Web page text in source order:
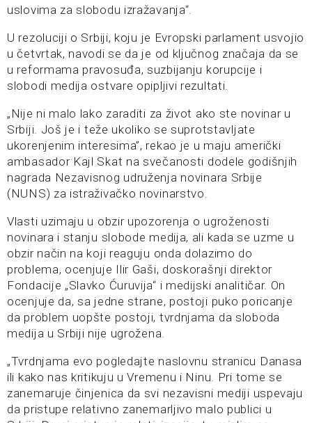
uslovima za slobodu izražavanja“.
U rezoluciji o Srbiji, koju je Evropski parlament usvojio
u četvrtak, navodi se da je od ključnog značaja da se
u reformama pravosuđa, suzbijanju korupcije i
slobodi medija ostvare opipljivi rezultati.
„Nije ni malo lako zaraditi za život ako ste novinar u
Srbiji. Još je i teže ukoliko se suprotstavljate
ukorenjenim interesima”, rekao je u maju američki
ambasador Kajl Skat na svečanosti dodele godišnjih
nagrada Nezavisnog udruženja novinara Srbije
(NUNS) za istraživačko novinarstvo.
Vlasti uzimaju u obzir upozorenja o ugroženosti
novinara i stanju slobode medija, ali kada se uzme u
obzir način na koji reaguju onda dolazimo do
problema, ocenjuje Ilir Gaši, doskorašnji direktor
Fondacije „Slavko Ćuruvija“ i medijski analitičar. On
ocenjuje da, sa jedne strane, postoji puko poricanje
da problem uopšte postoji, tvrdnjama da sloboda
medija u Srbiji nije ugrožena.
„Tvrdnjama evo pogledajte naslovnu stranicu Danasa
ili kako nas kritikuju u Vremenu i Ninu. Pri tome se
zanemaruje činjenica da svi nezavisni mediji uspevaju
da pristupe relativno zanemarljivo malo publici u